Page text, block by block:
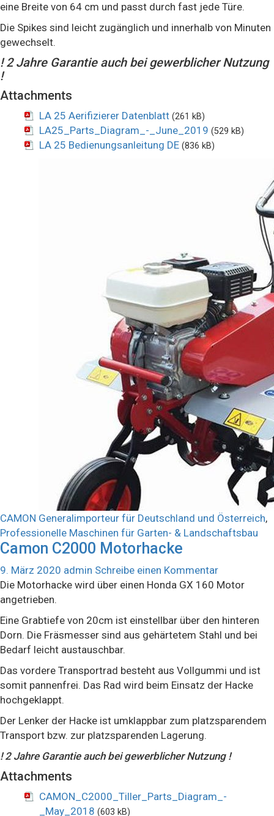
eine Breite von 64 cm und passt durch fast jede Türe.
Die Spikes sind leicht zugänglich und innerhalb von Minuten
gewechselt.
! 2 Jahre Garantie auch bei gewerblicher Nutzung
!
Attachments
LA 25 Aerifizierer Datenblatt (261 kB)
LA25_Parts_Diagram_-_June_2019 (529 kB)
LA 25 Bedienungsanleitung DE (836 kB)
CAMON Generalimporteur für Deutschland und Österreich,
Professionelle Maschinen für Garten- & Landschaftsbau
Camon C2000 Motorhacke
9. März 2020 admin Schreibe einen Kommentar
Die Motorhacke wird über einen Honda GX 160 Motor
angetrieben.
Eine Grabtiefe von 20cm ist einstellbar über den hinteren
Dorn. Die Fräsmesser sind aus gehärtetem Stahl und bei
Bedarf leicht austauschbar.
Das vordere Transportrad besteht aus Vollgummi und ist
somit pannenfrei. Das Rad wird beim Einsatz der Hacke
hochgeklappt.
Der Lenker der Hacke ist umklappbar zum platzsparendem
Transport bzw. zur platzsparenden Lagerung.
! 2 Jahre Garantie auch bei gewerblicher Nutzung !
Attachments
CAMON_C2000_Tiller_Parts_Diagram_-
_May_2018 (603 kB)